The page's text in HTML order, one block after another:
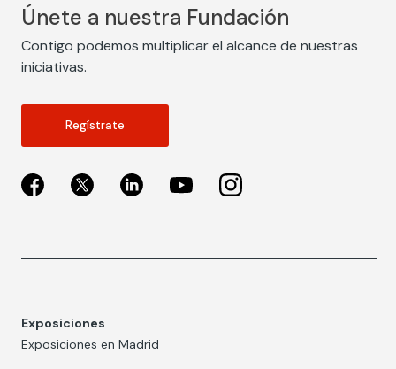
Únete a nuestra Fundación
Contigo podemos multiplicar el alcance de nuestras
iniciativas.
Regístrate
Exposiciones
Exposiciones en Madrid